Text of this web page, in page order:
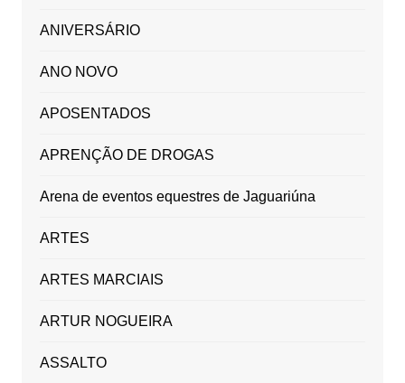
ANIVERSÁRIO
ANO NOVO
APOSENTADOS
APRENÇÃO DE DROGAS
Arena de eventos equestres de Jaguariúna
ARTES
ARTES MARCIAIS
ARTUR NOGUEIRA
ASSALTO